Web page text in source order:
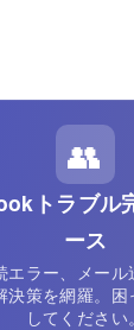
👥
トラブル
ース
ラー、メール
決策を網羅。
してください。